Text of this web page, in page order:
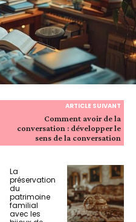
ARTICLE SUIVANT
Comment avoir de la
conversation : développer le
sens de la conversation
La
préservation
du
patrimoine
familial
avec les